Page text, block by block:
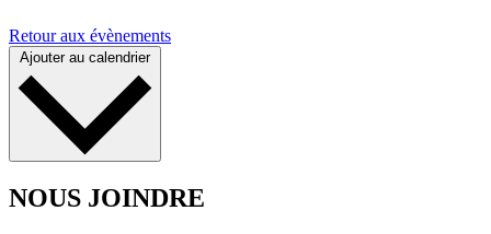
Retour aux évènements
Ajouter au calendrier
NOUS JOINDRE